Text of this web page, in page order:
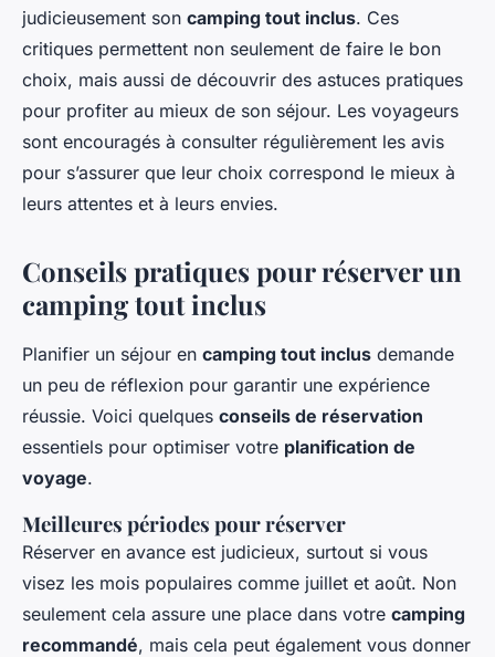
judicieusement son camping tout inclus. Ces
critiques permettent non seulement de faire le bon
choix, mais aussi de découvrir des astuces pratiques
pour profiter au mieux de son séjour. Les voyageurs
sont encouragés à consulter régulièrement les avis
pour s’assurer que leur choix correspond le mieux à
leurs attentes et à leurs envies.
Conseils pratiques pour réserver un
camping tout inclus
Planifier un séjour en camping tout inclus demande
un peu de réflexion pour garantir une expérience
réussie. Voici quelques conseils de réservation
essentiels pour optimiser votre planification de
voyage.
Meilleures périodes pour réserver
Réserver en avance est judicieux, surtout si vous
visez les mois populaires comme juillet et août. Non
seulement cela assure une place dans votre camping
recommandé, mais cela peut également vous donner